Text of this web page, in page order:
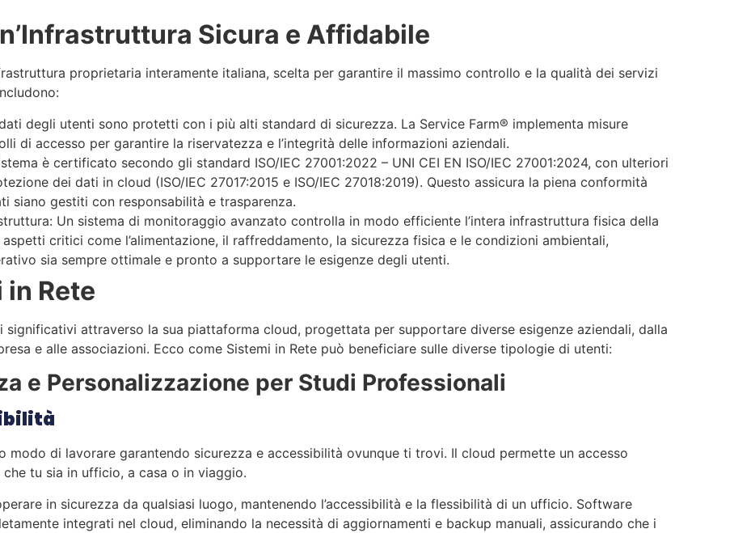
Sicura e Affidabile
proprietaria interamente italiana, scelta per garantire il massimo controllo e la qualità dei servizi
degli utenti sono protetti con i più alti standard di sicurezza. La Service Farm® implementa misure
di accesso per garantire la riservatezza e l’integrità delle informazioni aziendali.
è certificato secondo gli standard ISO/IEC 27001:2022 – UNI CEI EN ISO/IEC 27001:2024, con ulteriori
dei dati in cloud (ISO/IEC 27017:2015 e ISO/IEC 27018:2019). Questo assicura la piena conformità
siano gestiti con responsabilità e trasparenza.
Un sistema di monitoraggio avanzato controlla in modo efficiente l’intera infrastruttura fisica della
critici come l’alimentazione, il raffreddamento, la sicurezza fisica e le condizioni ambientali,
sia sempre ottimale e pronto a supportare le esigenze degli utenti.
Rete
significativi attraverso la sua piattaforma cloud, progettata per supportare diverse esigenze aziendali, dalla
e alle associazioni. Ecco come Sistemi in Rete può beneficiare sulle diverse tipologie di utenti:
e Personalizzazione per Studi Professionali
modo di lavorare garantendo sicurezza e accessibilità ovunque ti trovi. Il cloud permette un accesso
tu sia in ufficio, a casa o in viaggio.
in sicurezza da qualsiasi luogo, mantenendo l’accessibilità e la flessibilità di un ufficio. Software
integrati nel cloud, eliminando la necessità di aggiornamenti e backup manuali, assicurando che i